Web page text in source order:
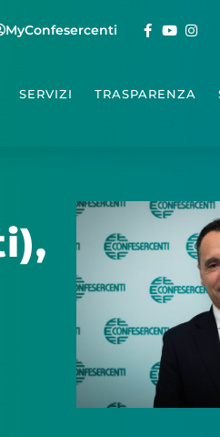
MyConfesercenti
SERVIZI TRASPARENZA